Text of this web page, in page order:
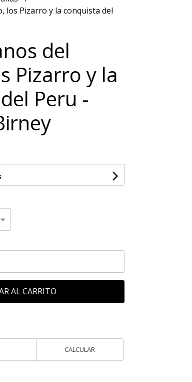
los Pizarro y la conquista del
del
Pizarro y la
Peru -
AL CARRITO
CALCULAR